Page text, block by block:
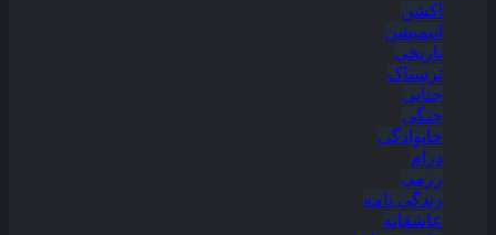
اکشن
انیمیشن
تاریخی
ترسناک
جنایی
جنگی
خانوادگی
درام
رزمی
زندگی نامه
عاشقانه